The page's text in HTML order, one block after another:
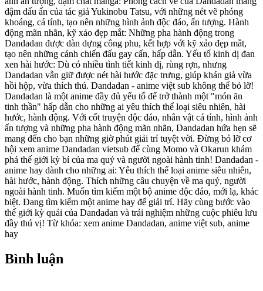
đậm dấu ấn của tác giả Yukinobu Tatsu, với những nét vẽ phóng
khoáng, cá tính, tạo nên những hình ảnh độc đáo, ấn tượng. Hành
động mãn nhãn, kỹ xảo đẹp mắt: Những pha hành động trong
Dandadan được dàn dựng công phu, kết hợp với kỹ xảo đẹp mắt,
tạo nên những cảnh chiến đấu gay cấn, hấp dẫn. Yếu tố kinh dị đan
xen hài hước: Dù có nhiều tình tiết kinh dị, rùng rợn, nhưng
Dandadan vẫn giữ được nét hài hước đặc trưng, giúp khán giả vừa
hồi hộp, vừa thích thú. Dandadan - anime việt sub không thể bỏ lỡ!
Dandadan là một anime đầy đủ yếu tố để trở thành một "món ăn
tinh thần" hấp dẫn cho những ai yêu thích thể loại siêu nhiên, hài
hước, hành động. Với cốt truyện độc đáo, nhân vật cá tính, hình ảnh
ấn tượng và những pha hành động mãn nhãn, Dandadan hứa hẹn sẽ
mang đến cho bạn những giờ phút giải trí tuyệt vời. Đừng bỏ lỡ cơ
hội xem anime Dandadan vietsub để cùng Momo và Okarun khám
phá thế giới kỳ bí của ma quỷ và người ngoài hành tinh! Dandadan -
anime hay dành cho những ai: Yêu thích thể loại anime siêu nhiên,
hài hước, hành động. Thích những câu chuyện về ma quỷ, người
ngoài hành tinh. Muốn tìm kiếm một bộ anime độc đáo, mới lạ, khác
biệt. Đang tìm kiếm một anime hay để giải trí. Hãy cùng bước vào
thế giới kỳ quái của Dandadan và trải nghiệm những cuộc phiêu lưu
đầy thú vị! Từ khóa: xem anime Dandadan, anime việt sub, anime
hay
Bình luận